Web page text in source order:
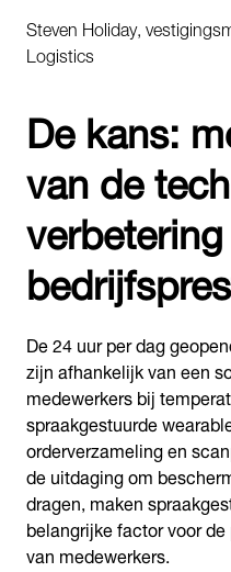
Steven Holiday,
Logistics
De kans:
van de
De 24 uur per dag
zijn afhankelijk van een
medewerkers bij
spraakgestuurde
orderverzameling en
de uitdaging om
dragen, maken
belangrijke factor voor
van medewerkers.